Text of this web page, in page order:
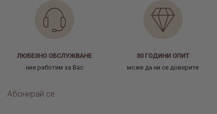
ЛЮБЕЗНО ОБСЛУЖВАНЕ
ние работим за Вас
30 ГОДИНИ ОПИТ
може да ни се доверите
Абонирай се